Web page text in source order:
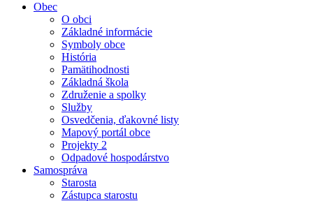
Obec
O obci
Základné informácie
Symboly obce
História
Pamätihodnosti
Základná škola
Združenie a spolky
Služby
Osvedčenia, ďakovné listy
Mapový portál obce
Projekty 2
Odpadové hospodárstvo
Samospráva
Starosta
Zástupca starostu